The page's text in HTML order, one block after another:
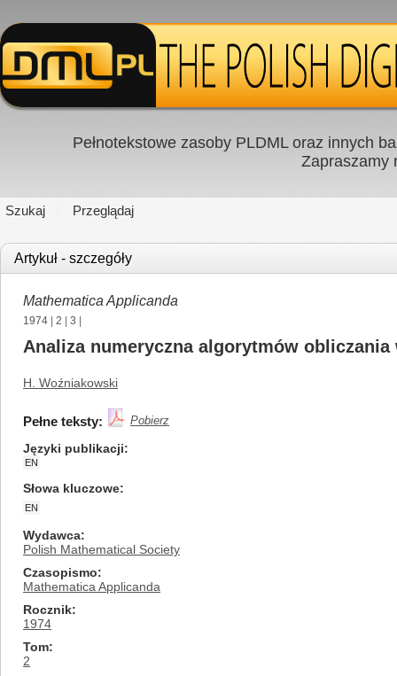
Pełnotekstowe zasoby PLDML oraz innych
Zapraszamy
Szukaj Przeglądaj
Artykuł - szczegóły
Mathematica Applicanda
1974 2 3
Analiza numeryczna algorytmów
H. Woźniakowski
Pełne teksty: Pobierz
Języki publikacji
EN
Słowa kluczowe
EN
Wydawca
Polish Mathematical Society
Czasopismo
Mathematica Applicanda
Rocznik
1974
Tom
2